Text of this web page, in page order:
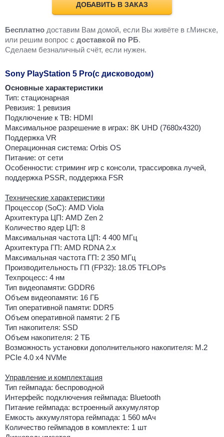
ДОБАВИТЬ В ЗАКАЗ
Бесплатно доставим Вам домой, если Вы живёте в г.Минске,
или решим вопрос с доставкой по РБ.
Cделаем безналичный счёт, если нужен.
Sony PlayStation 5 Pro(с дисководом)
Основные характеристики
Тип: стационарная
Ревизия: 1 ревизия
Подключение к ТВ: HDMI
Максимальное разрешение в играх: 8K UHD (7680x4320)
Поддержка VR
Операционная система: Orbis OS
Питание: от сети
Особенности: стриминг игр с консоли, трассировка лучей,
поддержка PSSR, поддержка FSR
Технические характеристики
Процессор (SoC): AMD Viola
Архитектура ЦП: AMD Zen 2
Количество ядер ЦП: 8
Максимальная частота ЦП: 4 400 МГц
Архитектура ГП: AMD RDNA 2.x
Максимальная частота ГП: 2 350 МГц
Производительность ГП (FP32): 18.05 TFLOPs
Техпроцесс: 4 нм
Тип видеопамяти: GDDR6
Объем видеопамяти: 16 ГБ
Тип оперативной памяти: DDR5
Объем оперативной памяти: 2 ГБ
Тип накопителя: SSD
Объем накопителя: 2 ТБ
Возможность установки дополнительного накопителя: M.2
PCIe 4.0 x4 NVMe
Управление и комплектация
Тип геймпада: беспроводной
Интерфейс подключения геймпада: Bluetooth
Питание геймпада: встроенный аккумулятор
Емкость аккумулятора геймпада: 1 560 мАч
Количество геймпадов в комплекте: 1 шт